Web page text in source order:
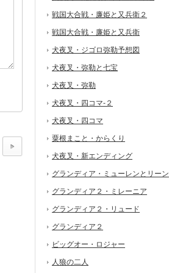
戦国大合戦・廉姫と又兵衛２
戦国大合戦・廉姫と又兵衛
犬夜叉・ジゴロ弥勒予想図
犬夜叉・弥勒と七宝
犬夜叉・弥勒
犬夜叉・四コマ-２
犬夜叉・四コマ
粟根まこと・からくり
犬夜叉・新エンディング
グランディア・ミューレンとリーン
グランディア２・ミレーニア
グランディア２・リュード
グランディア２
ビッグオー・ロジャー
人狼の二人